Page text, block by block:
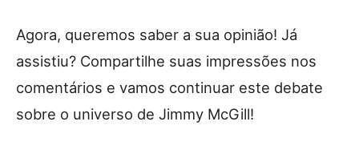
Agora, queremos saber a sua opinião! Já
assistiu? Compartilhe suas impressões nos
comentários e vamos continuar este debate
sobre o universo de Jimmy McGill!